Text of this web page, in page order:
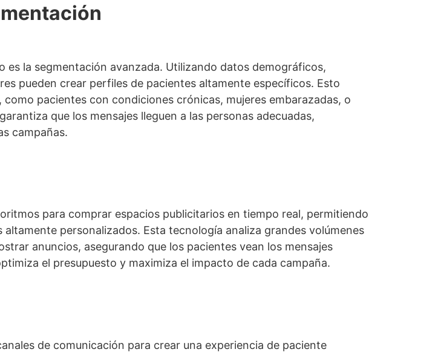
la segmentación avanzada. Utilizando datos demográficos,
pueden crear perfiles de pacientes altamente específicos. Esto
pacientes con condiciones crónicas, mujeres embarazadas, o
que los mensajes lleguen a las personas adecuadas,
campañas.
para comprar espacios publicitarios en tiempo real, permitiendo
personalizados. Esta tecnología analiza grandes volúmenes
anuncios, asegurando que los pacientes vean los mensajes
el presupuesto y maximiza el impacto de cada campaña.
de comunicación para crear una experiencia de paciente